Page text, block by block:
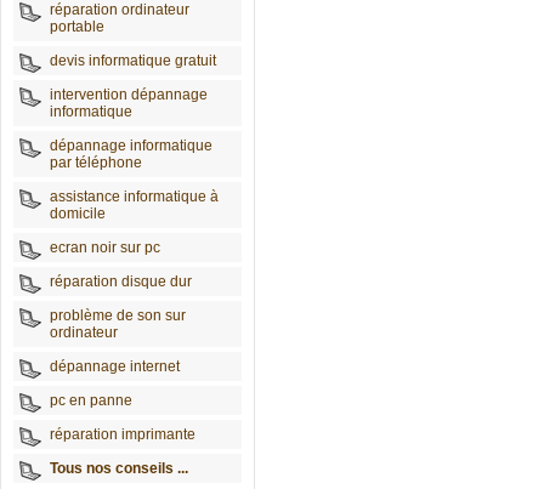
réparation ordinateur
portable
devis informatique gratuit
intervention dépannage
informatique
dépannage informatique
par téléphone
assistance informatique à
domicile
ecran noir sur pc
réparation disque dur
problème de son sur
ordinateur
dépannage internet
pc en panne
réparation imprimante
Tous nos conseils ...